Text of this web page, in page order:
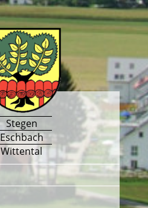
Stegen
Eschbach
Wittental